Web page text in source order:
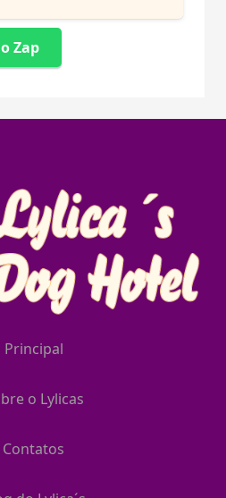
Zap
Principal
o Lylicas
Contatos